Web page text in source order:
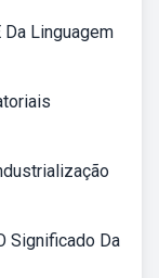
Linguagem
Significado Da